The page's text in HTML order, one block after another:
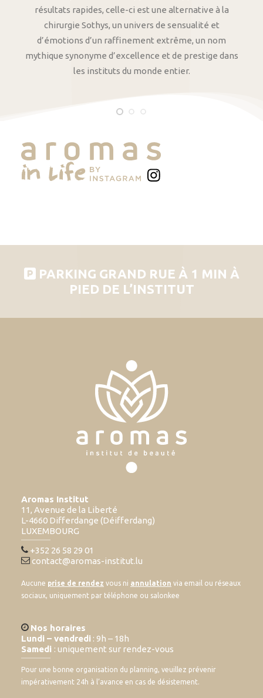
résultats rapides, celle-ci est une alternative à la
chirurgie Sothys, un univers de sensualité et
d’émotions d’un raffinement extrême, un nom
mythique synonyme d’excellence et de prestige dans
les instituts du monde entier.
PARKING GRAND RUE À 1 MIN À
PIED DE L’INSTITUT
Aromas Institut
11, Avenue de la Liberté
L-4660 Differdange (Déifferdang)
LUXEMBOURG
+352 26 58 29 01
contact@aromas-institut.lu
Aucune prise de rendez vous ni annulation via email ou réseaux
sociaux, uniquement par téléphone ou salonkee
Nos horaires
Lundi – vendredi : 9h – 18h
Samedi : uniquement sur rendez-vous
Pour une bonne organisation du planning, veuillez prévenir
impérativement 24h à l’avance en cas de désistement.